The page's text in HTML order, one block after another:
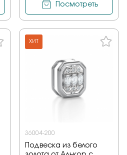
Посмотреть
ХИТ
36004-200
Подвеска из белого